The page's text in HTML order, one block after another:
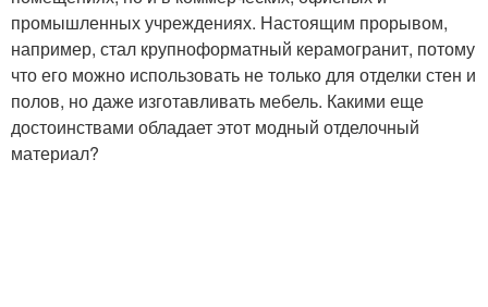
промышленных учреждениях. Настоящим прорывом,
например, стал крупноформатный керамогранит, потому
что его можно использовать не только для отделки стен и
полов, но даже изготавливать мебель. Какими еще
достоинствами обладает этот модный отделочный
материал?